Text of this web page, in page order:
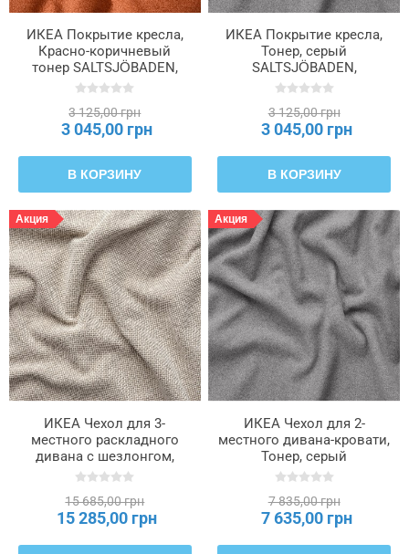
ИКЕА Покрытие кресла,
Красно-коричневый
тонер SALTSJÖBADEN,
706.075.71
3 125,00 грн
3 045,00 грн
В КОРЗИНУ
ИКЕА Покрытие кресла,
Тонер, серый
SALTSJÖBADEN,
506.075.67
3 125,00 грн
3 045,00 грн
В КОРЗИНУ
Акция
ИКЕА Чехол для 3-
местного раскладного
дивана с шезлонгом,
Fridtuna светло-бежевый
306.169.78
15 685,00 грн
15 285,00 грн
Акция
ИКЕА Чехол для 2-
местного дивана-кровати,
Тонер, серый
SALTSJÖBADEN,
7 835,00 грн
7 635,00 грн